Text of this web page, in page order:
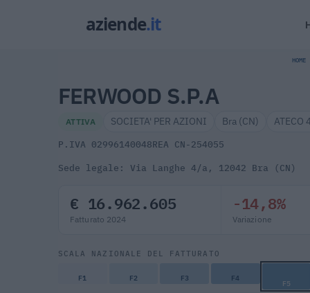
HOME
FERWOOD S.P.A
ATTIVA SOCIETA' PER AZIONI Bra (CN) ATECO
P.IVA 02996140048REA CN-254055
Sede legale: Via Langhe 4/a, 12042 Bra (CN)
€ 16.962.605
Fatturato 2024
-14,8%
Variazione
SCALA NAZIONALE DEL FATTURATO
F1 F2 F3 F4 F5